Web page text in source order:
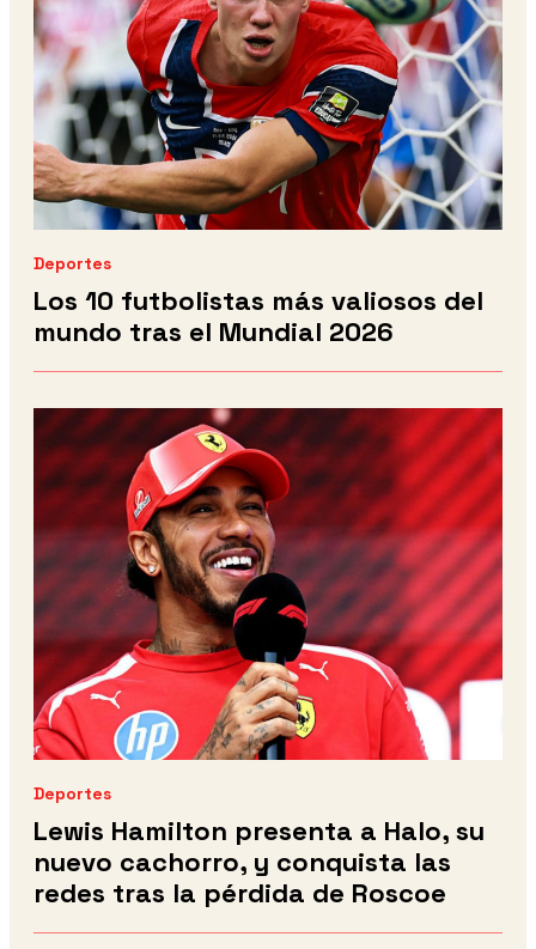
Deportes
Los 10 futbolistas más valiosos del
mundo tras el Mundial 2026
Deportes
Lewis Hamilton presenta a Halo, su
nuevo cachorro, y conquista las
redes tras la pérdida de Roscoe